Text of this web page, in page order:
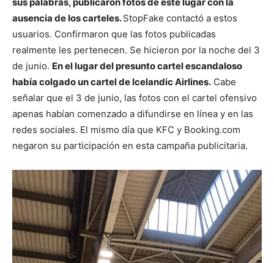
ausencia de los carteles.StopFake contactó a estos
usuarios. Confirmaron que las fotos publicadas
realmente les pertenecen. Se hicieron por la noche del 3
de junio. En el lugar del presunto cartel escandaloso
había colgado un cartel de Icelandic Airlines. Cabe
señalar que el 3 de junio, las fotos con el cartel ofensivo
apenas habían comenzado a difundirse en línea y en las
redes sociales. El mismo día que KFC y Booking.com
negaron su participación en esta campaña publicitaria.